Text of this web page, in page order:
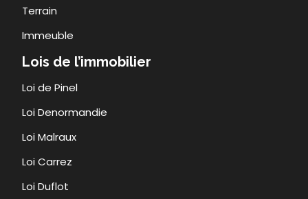
Terrain
Immeuble
Lois de l’immobilier
Loi de Pinel
Loi Denormandie
Loi Malraux
Loi Carrez
Loi Duflot